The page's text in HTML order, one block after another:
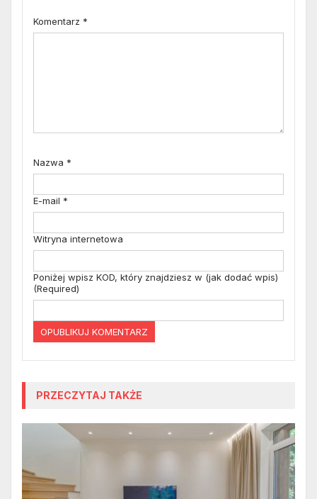
Komentarz *
Nazwa *
E-mail *
Witryna internetowa
Poniżej wpisz KOD, który znajdziesz w (jak dodać wpis)
(Required)
PRZECZYTAJ TAKŻE